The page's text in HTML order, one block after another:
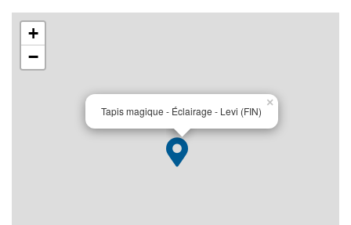
Tapis magique - Éclairage - Levi (FIN)
×
+
−